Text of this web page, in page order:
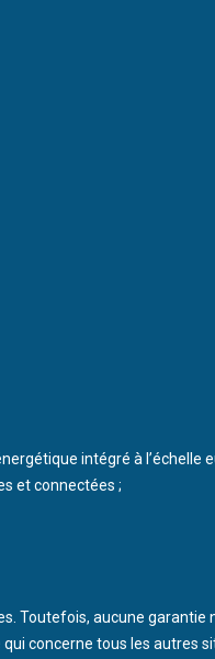
intégré à l’échelle
et connectées ;
Toutefois, aucune garantie
concerne tous les autres